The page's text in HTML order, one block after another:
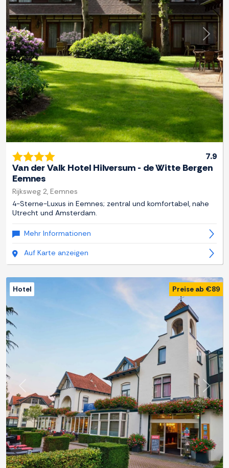
Zurück
7.9
Van der Valk Hotel Hilversum - de Witte Bergen
Eemnes
Rijksweg 2, Eemnes
4-Sterne-Luxus in Eemnes; zentral und komfortabel, nahe
Utrecht und Amsterdam.
Mehr Informationen
Auf Karte anzeigen
Zurück
Hotel Preise ab €89